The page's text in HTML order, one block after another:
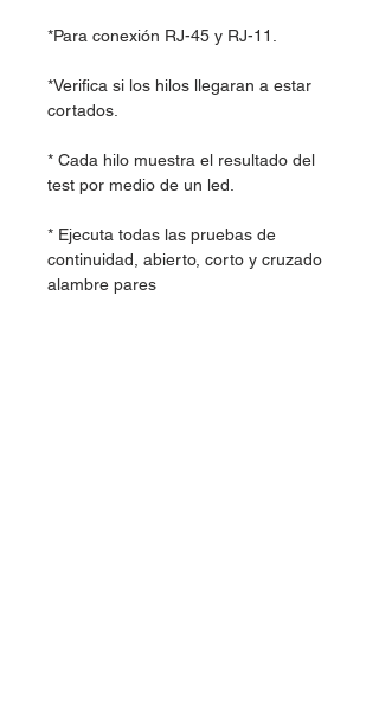
*Para conexión RJ-45 y RJ-11.
*Verifica si los hilos llegaran a estar
cortados.
* Cada hilo muestra el resultado del
test por medio de un led.
* Ejecuta todas las pruebas de
continuidad, abierto, corto y cruzado
alambre pares